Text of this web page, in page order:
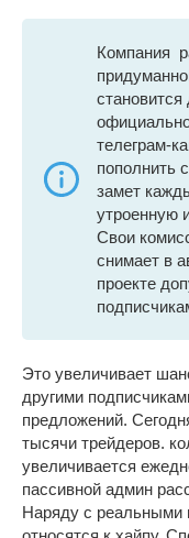
Компания
телеграм-
пополнить
замет
утроенную
Свои
снимает в
проекте
Это увеличивает
другими
предложений.
тысячи трейдеров.
увеличивается
пассивной админ
Наряду с реальными